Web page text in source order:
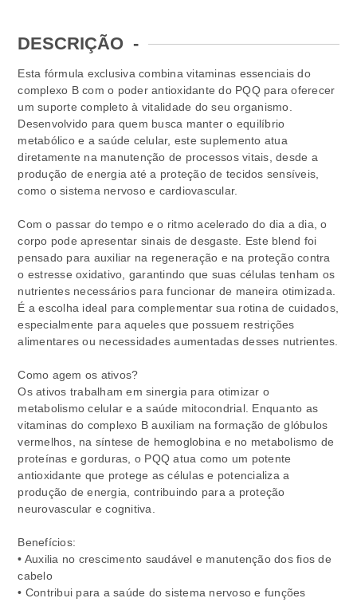
DESCRIÇÃO -
Esta fórmula exclusiva combina vitaminas essenciais do
complexo B com o poder antioxidante do PQQ para oferecer
um suporte completo à vitalidade do seu organismo.
Desenvolvido para quem busca manter o equilíbrio
metabólico e a saúde celular, este suplemento atua
diretamente na manutenção de processos vitais, desde a
produção de energia até a proteção de tecidos sensíveis,
como o sistema nervoso e cardiovascular.
Com o passar do tempo e o ritmo acelerado do dia a dia, o
corpo pode apresentar sinais de desgaste. Este blend foi
pensado para auxiliar na regeneração e na proteção contra
o estresse oxidativo, garantindo que suas células tenham os
nutrientes necessários para funcionar de maneira otimizada.
É a escolha ideal para complementar sua rotina de cuidados,
especialmente para aqueles que possuem restrições
alimentares ou necessidades aumentadas desses nutrientes.
Como agem os ativos?
Os ativos trabalham em sinergia para otimizar o
metabolismo celular e a saúde mitocondrial. Enquanto as
vitaminas do complexo B auxiliam na formação de glóbulos
vermelhos, na síntese de hemoglobina e no metabolismo de
proteínas e gorduras, o PQQ atua como um potente
antioxidante que protege as células e potencializa a
produção de energia, contribuindo para a proteção
neurovascular e cognitiva.
Benefícios:
• Auxilia no crescimento saudável e manutenção dos fios de
cabelo
• Contribui para a saúde do sistema nervoso e funções